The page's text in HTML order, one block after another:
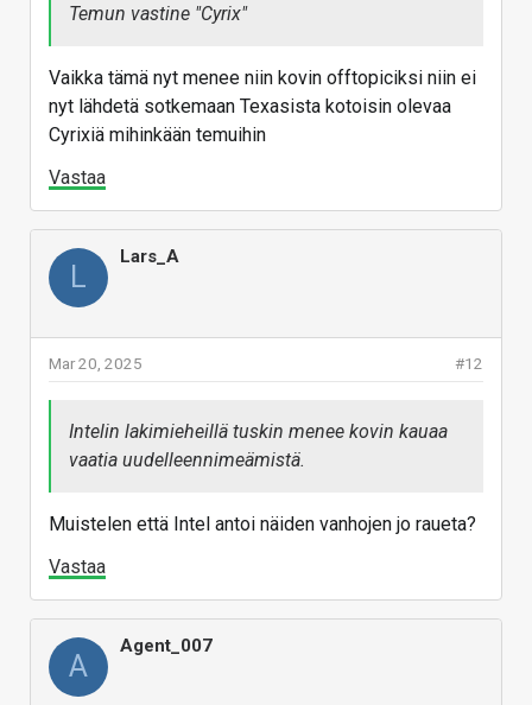
Temun vastine "Cyrix"
Vaikka tämä nyt menee niin kovin offtopiciksi niin ei
nyt lähdetä sotkemaan Texasista kotoisin olevaa
Cyrixiä mihinkään temuihin
Vastaa
L
Lars_A
#12
Mar 20, 2025
Intelin lakimieheillä tuskin menee kovin kauaa
vaatia uudelleennimeämistä.
Muistelen että Intel antoi näiden vanhojen jo raueta?
Vastaa
A
Agent_007